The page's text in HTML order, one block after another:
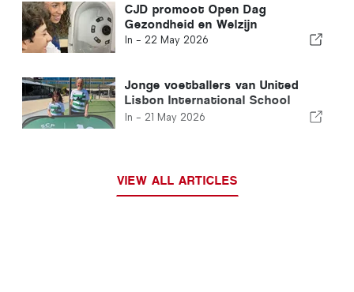
CJD promoot Open Dag
Gezondheid en Welzijn
In - 22 May 2026
Jonge voetballers van United
Lisbon International School
zetten belangrijke stap naar
In - 21 May 2026
VIEW ALL ARTICLES